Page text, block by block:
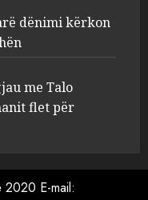
pretencën, ja
kërkon për
makinën më
Çelën”,
dënimi kërkon
me Talo
flet për
E-mail: